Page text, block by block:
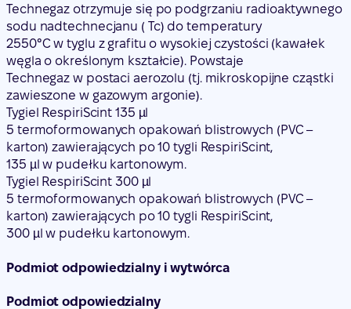
Technegaz otrzymuje się po podgrzaniu radioaktywnego
sodu nadtechnecjanu ( Tc) do temperatury
2550°C w tyglu z grafitu o wysokiej czystości (kawałek
węgla o określonym kształcie). Powstaje
Technegaz w postaci aerozolu (tj. mikroskopijne cząstki
zawieszone w gazowym argonie).
Tygiel RespiriScint 135 µl
5 termoformowanych opakowań blistrowych (PVC –
karton) zawierających po 10 tygli RespiriScint,
135 µl w pudełku kartonowym.
Tygiel RespiriScint 300 µl
5 termoformowanych opakowań blistrowych (PVC –
karton) zawierających po 10 tygli RespiriScint,
300 µl w pudełku kartonowym.
Podmiot odpowiedzialny i wytwórca
Podmiot odpowiedzialny